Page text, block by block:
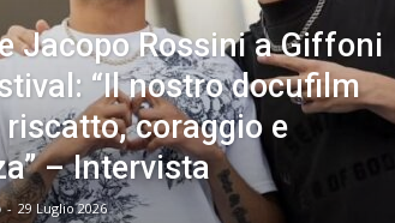
Jacopo Rossini a Giffoni
“Il nostro docufilm
coraggio e
– Intervista
- 29 Luglio 2026